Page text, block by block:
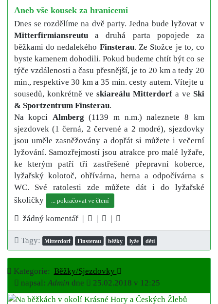
Aneb vše kousek za hranicemi
Dnes se rozdělíme na dvě party. Jedna bude lyžovat v
Mitterfirmiansreutua druhá parta popojede za
běžkami do nedalekého Finsterau. Ze Stožce je to, co
byste kamenem dohodili. Pokud budeme chtít být co se
týče vzdálenosti a času přesnější, je to 20 km a tedy 20
min., respektive 30 km a 35 min. cesty autem. Vítejte u
sousedů, konkrétně ve skiareálu Mitterdorfa ve Ski
& Sportzentrum Finsterau.
Na kopci Almberg (1139 m n.m.) naleznete 8 km
sjezdovek (1 černá, 2 červené a 2 modré), sjezdovky
jsou uměle zasněžovány a dopřát si můžete i večerní
lyžování. Samozřejmostí jsou atrakce pro malé lyžaře,
ke kterým patří tři zastřešené přepravní koberce,
lyžařský kolotoč, ohřívárna, herna a odpočívárna s
WC. Své ratolesti zde můžete dát i do lyžařské
školičky
... pokračovat ve čtení
žádný komentář | | |
Tagy: Mitterdorf Finsterau běžky lyže děti
Kategorie: Běžky/Sjezdovky
napsal:Admin dne 25.02.2018 v 12:25